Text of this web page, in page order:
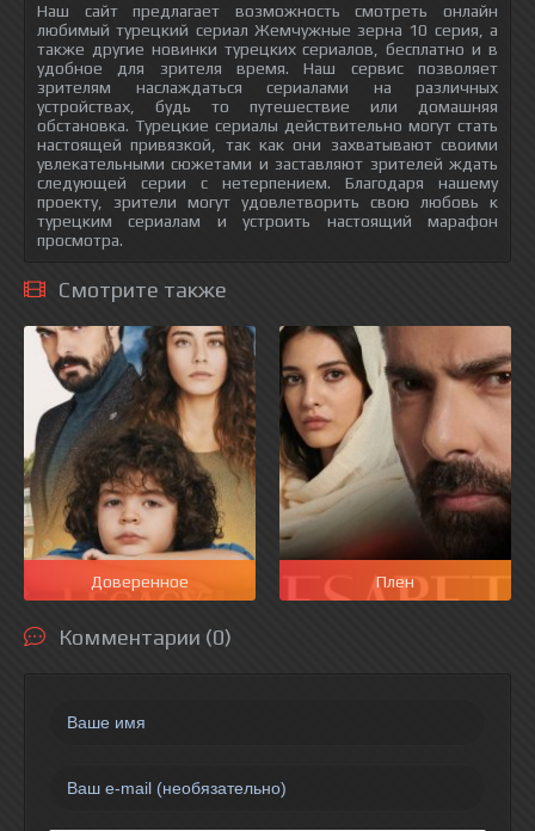
Наш сайт предлагает возможность смотреть онлайн
любимый турецкий сериал Жемчужные зерна 10 серия, а
также другие новинки турецких сериалов, бесплатно и в
удобное для зрителя время. Наш сервис позволяет
зрителям наслаждаться сериалами на различных
устройствах, будь то путешествие или домашняя
обстановка. Турецкие сериалы действительно могут стать
настоящей привязкой, так как они захватывают своими
увлекательными сюжетами и заставляют зрителей ждать
следующей серии с нетерпением. Благодаря нашему
проекту, зрители могут удовлетворить свою любовь к
турецким сериалам и устроить настоящий марафон
просмотра.
Смотрите также
Доверенное Плен
Комментарии (0)